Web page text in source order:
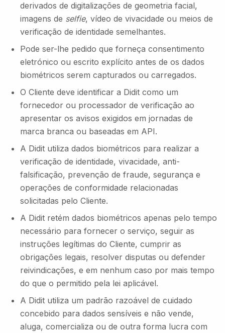
derivados de digitalizações de geometria facial,
imagens de selfie, vídeo de vivacidade ou meios de
verificação de identidade semelhantes.
Pode ser-lhe pedido que forneça consentimento
eletrónico ou escrito explícito antes de os dados
biométricos serem capturados ou carregados.
O Cliente deve identificar a Didit como um
fornecedor ou processador de verificação ao
apresentar os avisos exigidos em jornadas de
marca branca ou baseadas em API.
A Didit utiliza dados biométricos para realizar a
verificação de identidade, vivacidade, anti-
falsificação, prevenção de fraude, segurança e
operações de conformidade relacionadas
solicitadas pelo Cliente.
A Didit retém dados biométricos apenas pelo tempo
necessário para fornecer o serviço, seguir as
instruções legítimas do Cliente, cumprir as
obrigações legais, resolver disputas ou defender
reivindicações, e em nenhum caso por mais tempo
do que o permitido pela lei aplicável.
A Didit utiliza um padrão razoável de cuidado
concebido para dados sensíveis e não vende,
aluga, comercializa ou de outra forma lucra com